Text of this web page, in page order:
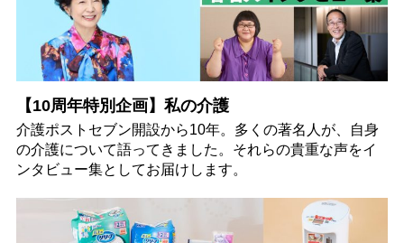
【10周年特別企画】私の介護
介護ポストセブン開設から10年。多くの著名人が、自身
の介護について語ってきました。それらの貴重な声をイ
ンタビュー集としてお届けします。